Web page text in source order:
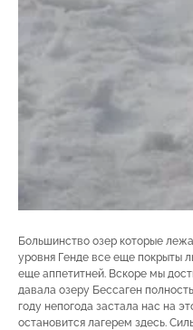
Большинство озер которые
уровня Генде все еще покрыты
еще аппетитней. Вскоре мы
давала озеру Бессаген
году непогода застала нас на
остановится лагерем здесь.